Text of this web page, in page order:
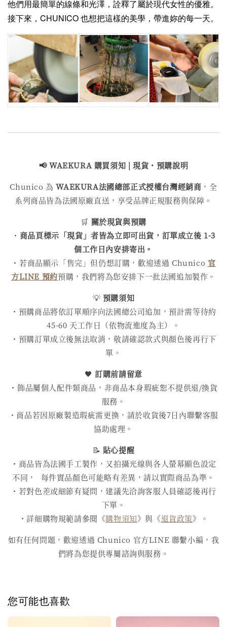
他們用最簡單的線條和光澤，詮釋了屬於現代女性的優雅。
接下來，CHUNICO 也想把這樣的美學，帶進妳的每一天。
📢 WAEKURA 購買須知 | 現貨・預購說明
Chunico 為WAEKURA法國總部正式授權台灣經銷商 ，全
系列商品皆為法國原廠直送，享受品牌正規服務與保障。
🛒 關於現貨與預購
・ 商品頁標示「現貨」者皆為立即可出貨，訂單成立後 1-3
個工作日內安排寄出。
・若商品顯示「售完」但仍想訂購，歡迎透過 Chunico 官
方LINE 預約預購，我們將為您安排下一批法國追加製作。
💡 預購須知
・預購商品將依訂單順序向法國總公司追加，預計需等待約
45-60 天工作日（依物流進度為主）。
・預購訂單成立後無法取消，敬請確認款式與顏色後再行下
單。
🖤訂購前請留意
・飾品屬個人配件類商品，非商品本身瑕疵恕不提供退/換貨
服務。
・商品若因原廠製造瑕疵需更換，請於收貨後7日內聯繫客服
協助處理。
📝 貼心提醒
・商品皆為法國手工製作，又拍攝光線與各人螢幕顯色設定
不同， 每件實品顏色可能略有差異，請以實際商品為準。
・若對色差或細節有疑問，建議先洽詢客服人員確認後再行
下單。
・詳細購物規範請參閱《購物須知》與《退貨政策》。
如有任何問題，歡迎透過 Chunico 官方LINE 聯繫小編，我
們將為您提供專屬諮詢與服務。
您可能也喜歡